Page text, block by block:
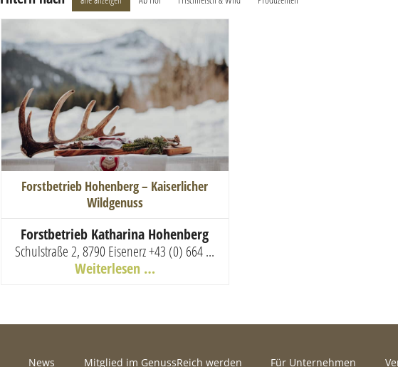
Forstbetrieb Hohenberg – Kaiserlicher
Wildgenuss
Forstbetrieb Katharina Hohenberg
Schulstraße 2, 8790 Eisenerz+43 (0) 664 ...
Weiterlesen …
News Mitglied im GenussReich werden Für Unternehmen